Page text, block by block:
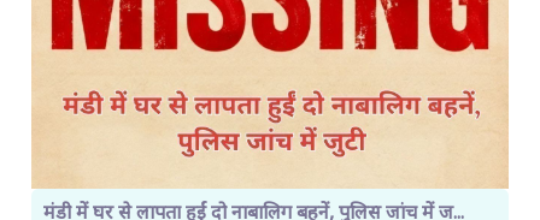
मंडी में घर से लापता हुईं दो नाबालिग बहनें, पुलिस जांच में ज...